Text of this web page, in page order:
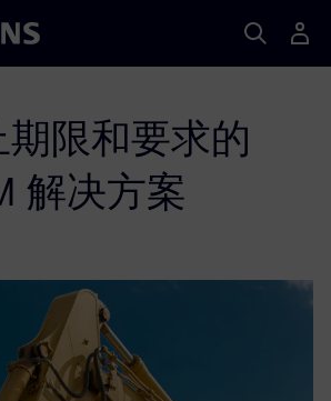
限和要求的
解决方案